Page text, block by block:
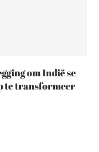
om Indië se
te transformeer